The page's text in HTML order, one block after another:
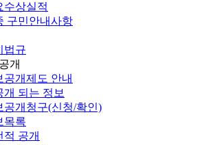
수상실적
구민안내사항
법규
개
공개제도 안내
개 되는 정보
공개청구(신청/확인)
목록
적 공개